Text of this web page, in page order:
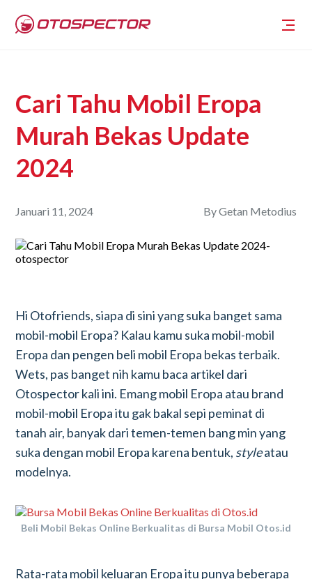
Cari Tahu Mobil Eropa
Murah Bekas Update
2024
Januari 11, 2024 ByGetan Metodius
Hi Otofriends, siapa di sini yang suka banget sama
mobil-mobil Eropa? Kalau kamu suka mobil-mobil
Eropa dan pengen beli mobil Eropa bekas terbaik.
Wets, pas banget nih kamu baca artikel dari
Otospector kali ini. Emang mobil Eropa atau brand
mobil-mobil Eropa itu gak bakal sepi peminat di
tanah air, banyak dari temen-temen bang min yang
suka dengan mobil Eropa karena bentuk, styleatau
modelnya.
Beli Mobil Bekas Online Berkualitas di Bursa Mobil Otos.id
Rata-rata mobil keluaran Eropa itu punya beberapa